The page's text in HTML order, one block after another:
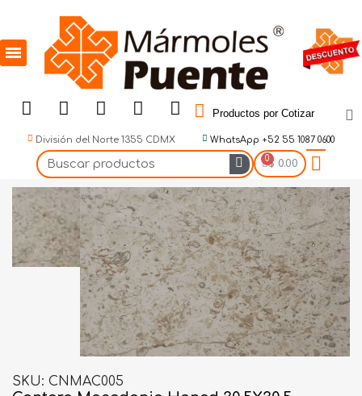
Productos por Cotizar
División del Norte 1355 CDMX WhatsApp +52 55 1087 0600
$ 0.00
SKU CNMAC005